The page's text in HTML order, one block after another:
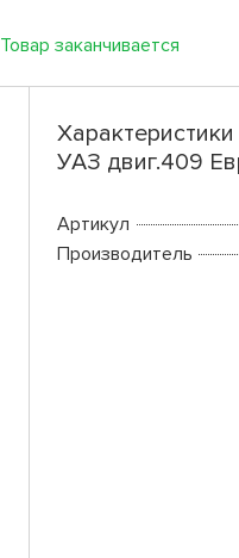
Товар заканчивается
УАЗ двиг.409
Артикул
Производитель